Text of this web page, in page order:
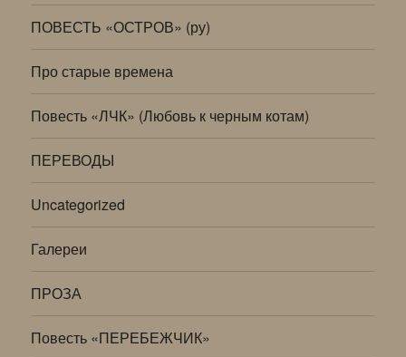
ПОВЕСТЬ «ОСТРОВ» (ру)
Про старые времена
Повесть «ЛЧК» (Любовь к черным котам)
ПЕРЕВОДЫ
Uncategorized
Галереи
ПРОЗА
Повесть «ПЕРЕБЕЖЧИК»